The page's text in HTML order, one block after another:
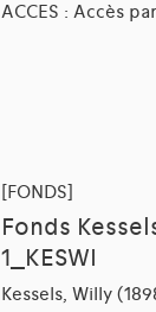
ACCES : Accès
[FONDS]
Fonds
1_KESWI
Kessels, Willy